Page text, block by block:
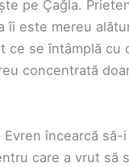
pe Çağla.
îi este mereu
ce se întâmplă cu
concentrată
încearcă să-
care a vrut să